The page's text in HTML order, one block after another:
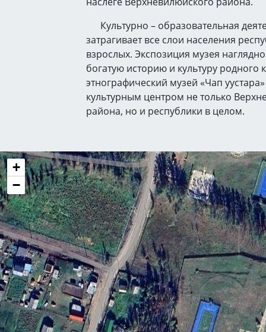
Культурно – образовательная
затрагивает все слои населения
взрослых. Экспозиция музея
богатую историю и культуру родного
этнографический музей «Чап
культурным центром не только
района, но и республики в целом.
+
−